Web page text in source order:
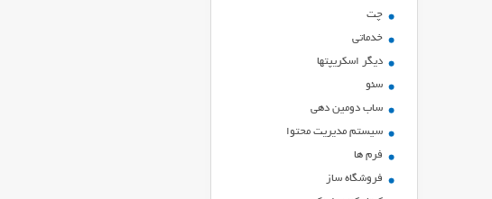
چت
خدماتی
ديگر اسكريپتها
سئو
ساب دومین دهی
سیستم مدیریت محتوا
فرم ها
فروشگاه ساز